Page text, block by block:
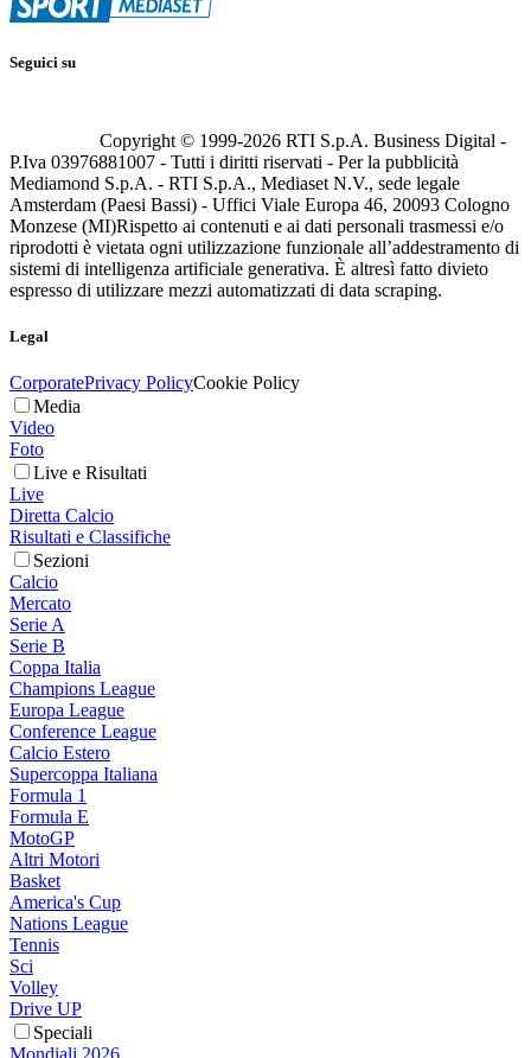
Seguici su
Copyright © 1999-2026 RTI S.p.A. Business Digital -
P.Iva 03976881007 - Tutti i diritti riservati - Per la pubblicità
Mediamond S.p.A. - RTI S.p.A., Mediaset N.V., sede legale
Amsterdam (Paesi Bassi) - Uffici Viale Europa 46, 20093 Cologno
Monzese (MI)Rispetto ai contenuti e ai dati personali trasmessi e/o
riprodotti è vietata ogni utilizzazione funzionale all’addestramento di
sistemi di intelligenza artificiale generativa. È altresì fatto divieto
espresso di utilizzare mezzi automatizzati di data scraping.
Legal
CorporatePrivacy PolicyCookie Policy
Media
Video
Foto
Live e Risultati
Live
Diretta Calcio
Risultati e Classifiche
Sezioni
Calcio
Mercato
Serie A
Serie B
Coppa Italia
Champions League
Europa League
Conference League
Calcio Estero
Supercoppa Italiana
Formula 1
Formula E
MotoGP
Altri Motori
Basket
America's Cup
Nations League
Tennis
Sci
Volley
Drive UP
Speciali